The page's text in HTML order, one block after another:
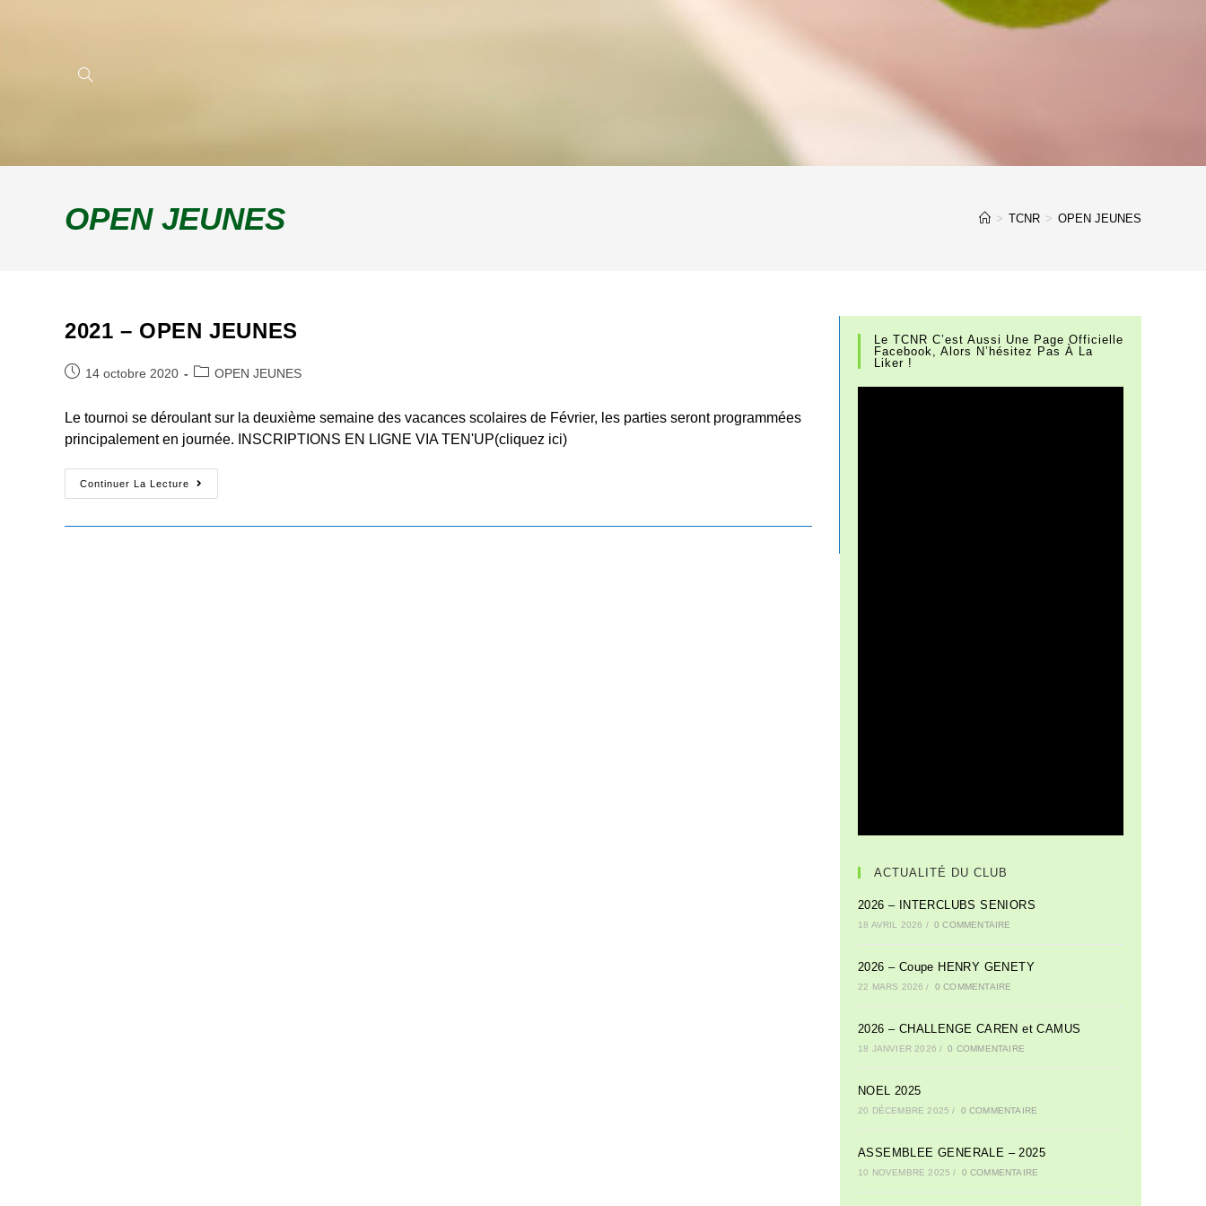
OPEN JEUNES > TCNR > OPEN JEUNES
2021 – OPEN JEUNES
Post14 octobre 2020
PostOPEN JEUNES
Le tournoi se déroulant sur la deuxième semaine des vacances scolaires de Février, les parties seront programmées
principalement en journée. INSCRIPTIONS EN LIGNE VIA TEN'UP(cliquez ici)
Continuer La Lecture
–
Le TCNR C’est Aussi Une Page Officielle
Facebook, Alors N’hésitez Pas À La
Liker !
ACTUALITÉ DU CLUB
2026 – INTERCLUBS SENIORS
18 AVRIL 2026 / 0 COMMENTAIRE
2026 – Coupe HENRY GENETY
22 MARS 2026 / 0 COMMENTAIRE
2026 – CHALLENGE CAREN et CAMUS
18 JANVIER 2026 / 0 COMMENTAIRE
NOEL 2025
20 DÉCEMBRE 2025 / 0 COMMENTAIRE
ASSEMBLEE GENERALE – 2025
10 NOVEMBRE 2025 / 0 COMMENTAIRE